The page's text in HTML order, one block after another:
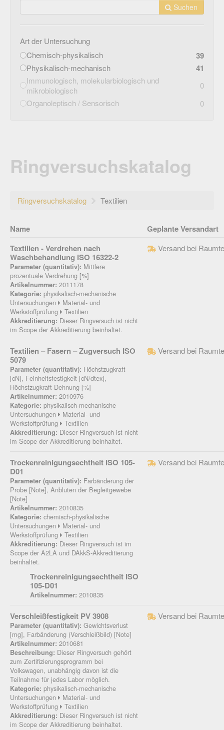
Suchen
Art der Untersuchung
Chemisch-physikalisch
39
Physikalisch-mechanisch 41
Immunologisch, molekularbiologisch und
mikrobiologisch
0
Organoleptisch / Sensorisch
0
Ringversuchskatalog
Ringversuchskatalog Textilien
Name
Geplante Versandart
Textilien - Verdrehen nach
Waschbehandlung ISO 16322-2
Parameter (quantitativ): Mittlere
prozentuale Verdrehung [%]
Artikelnummer: 2011178
Kategorie: physikalisch-mechanische
Untersuchungen
Material- und
Werkstoffprüfung
Textilien
Akkreditierung: Dieser Ringversuch ist nicht
im Scope der Akkreditierung beinhaltet.
Versand bei
Textilien – Fasern – Zugversuch ISO
5079
Parameter (quantitativ): Höchstzugkraft
[cN], Feinheitsfestigkeit [cN/dtex],
Höchstzugkraft-Dehnung [%]
Artikelnummer: 2010976
Kategorie: physikalisch-mechanische
Untersuchungen
Material- und
Werkstoffprüfung
Textilien
Akkreditierung: Dieser Ringversuch ist nicht
im Scope der Akkreditierung beinhaltet.
Versand bei
Trockenreinigungsechtheit ISO 105-
D01
Parameter (quantitativ): Farbänderung der
Probe [Note], Anbluten der Begleitgewebe
[Note]
Artikelnummer: 2010835
Kategorie: chemisch-physikalische
Untersuchungen
Material- und
Werkstoffprüfung
Textilien
Akkreditierung: Dieser Ringversuch ist im
Scope der A2LA und DAkkS-Akkreditierung
beinhaltet.
Versand bei
Trockenreinigungsechtheit ISO
105-D01
Artikelnummer: 2010835
Verschleißfestigkeit PV 3908
Parameter (quantitativ): Gewichtsverlust
[mg], Farbänderung (Verschleißbild) [Note]
Artikelnummer: 2010681
Beschreibung: Dieser Ringversuch gehört
zum Zertifizierungsprogramm bei
Volkswagen, unabhängig davon ist die
Teilnahme für jedes Labor möglich.
Kategorie: physikalisch-mechanische
Untersuchungen
Material- und
Werkstoffprüfung
Textilien
Akkreditierung: Dieser Ringversuch ist nicht
im Scope der Akkreditierung beinhaltet.
Versand bei